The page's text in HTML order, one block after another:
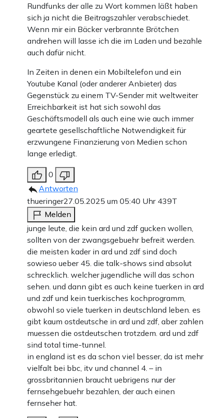
Rundfunks der alle zu Wort kommen läßt haben
sich ja nicht die Beitragszahler verabschiedet.
Wenn mir ein Bäcker verbrannte Brötchen
andrehen will lasse ich die im Laden und bezahle
auch dafür nicht.
In Zeiten in denen ein Mobiltelefon und ein
Youtube Kanal (oder anderer Anbieter) das
Gegenstück zu einem TV-Sender mit weltweiter
Erreichbarkeit ist hat sich sowohl das
Geschäftsmodell als auch eine wie auch immer
geartete gesellschaftliche Notwendigkeit für
erzwungene Finanzierung von Medien schon
lange erledigt.
0
Antworten
thueringer27.05.2025 um 05:40 Uhr 439T
Melden
junge leute, die kein ard und zdf gucken wollen,
sollten von der zwangsgebuehr befreit werden.
die meisten kader in ard und zdf sind doch
sowieso ueber 45. die talk-shows sind absolut
schrecklich. welcher jugendliche will das schon
sehen. und dann gibt es auch keine tuerken in ard
und zdf und kein tuerkisches kochprogramm,
obwohl so viele tuerken in deutschland leben. es
gibt kaum ostdeutsche in ard und zdf, aber zahlen
muessen die ostdeutschen trotzdem. ard und zdf
sind total time-tunnel.
in england ist es da schon viel besser, da ist mehr
vielfalt bei bbc, itv und channel 4. – in
grossbritannien braucht uebrigens nur der
fernsehgebuehr bezahlen, der auch einen
fernseher hat.